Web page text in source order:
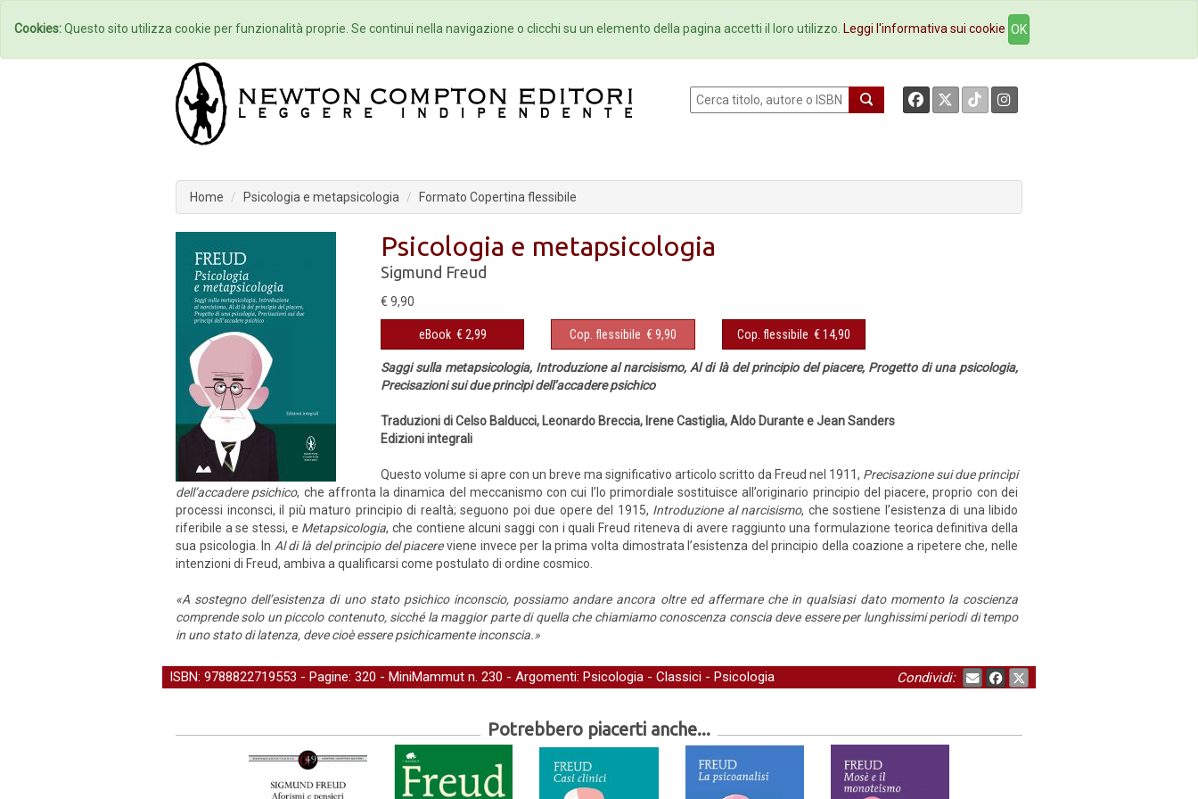
Home Autori Eventi Collane Newsletter Ebookstore Contatti
Home Psicologia e metapsicologia Formato Copertina flessibile
Psicologia e metapsicologia
Sigmund Freud
€ 9,90
eBook € 2,99 Cop. flessibile € 9,90 Cop. flessibile € 14,90
Saggi sulla metapsicologia, Introduzione al narcisismo, Al di là del principio del piacere, Progetto di una psicologia,
Precisazioni sui due princìpi dell’accadere psichico
Traduzioni di Celso Balducci, Leonardo Breccia, Irene Castiglia, Aldo Durante e Jean Sanders
Edizioni integrali
Questo volume si apre con un breve ma significativo articolo scritto da Freud nel 1911, Precisazione sui due princìpi
dell’accadere psichico, che affronta la dinamica del meccanismo con cui l’Io primordiale sostituisce all’originario principio del piacere, proprio con dei
processi inconsci, il più maturo principio di realtà; seguono poi due opere del 1915, Introduzione al narcisismo, che sostiene l’esistenza di una libido
riferibile a se stessi, e Metapsicologia, che contiene alcuni saggi con i quali Freud riteneva di avere raggiunto una formulazione teorica definitiva della
sua psicologia. In Al di là del principio del piacereviene invece per la prima volta dimostrata l’esistenza del principio della coazione a ripetere che, nelle
intenzioni di Freud, ambiva a qualificarsi come postulato di ordine cosmico.
«A sostegno dell’esistenza di uno stato psichico inconscio, possiamo andare ancora oltre ed affermare che in qualsiasi dato momento la coscienza
comprende solo un piccolo contenuto, sicché la maggior parte di quella che chiamiamo conoscenza conscia deve essere per lunghissimi periodi di tempo
in uno stato di latenza, deve cioè essere psichicamente inconscia.»
ISBN: 9788822719553 - Pagine: 320 - MiniMammut n. 230 - Argomenti: Psicologia - Classici - Psicologia Condividi:
Potrebbero piacerti anche...
Cookies:Questo sito utilizza cookie per funzionalità proprie. Se continui nella navigazione o clicchi su un elemento della pagina accetti il loro utilizzo. Leggi l'informativa sui cookie OK